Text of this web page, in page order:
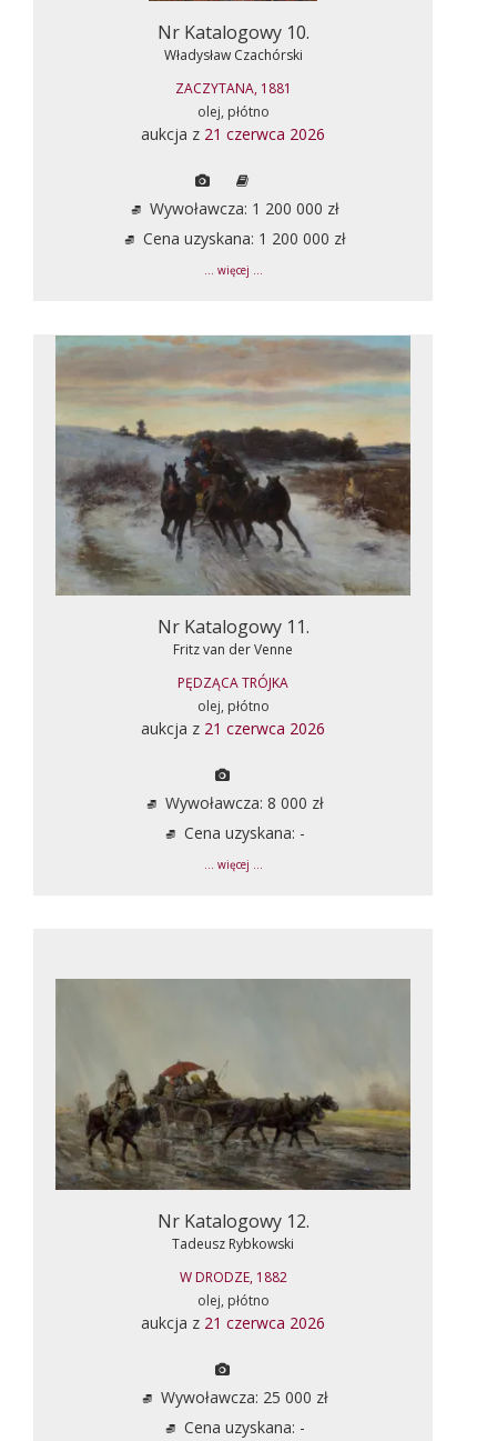
Nr Katalogowy 10.
Władysław Czachórski
ZACZYTANA, 1881
olej, płótno
aukcja z 21 czerwca 2026
Wywoławcza: 1 200 000 zł
Cena uzyskana: 1 200 000 zł
... więcej ...
Nr Katalogowy 11.
Fritz van der Venne
PĘDZĄCA TRÓJKA
olej, płótno
aukcja z 21 czerwca 2026
Wywoławcza: 8 000 zł
Cena uzyskana: -
... więcej ...
Nr Katalogowy 12.
Tadeusz Rybkowski
W DRODZE, 1882
olej, płótno
aukcja z 21 czerwca 2026
Wywoławcza: 25 000 zł
Cena uzyskana: -